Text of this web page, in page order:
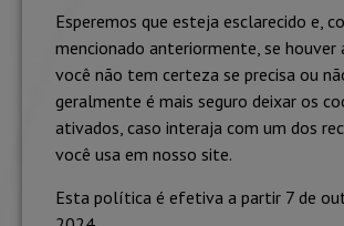
Esperemos que esteja esclarecido e,
mencionado anteriormente, se houver
você não tem certeza se precisa ou
geralmente é mais seguro deixar os
ativados, caso interaja com um dos
você usa em nosso site.
Esta política é efetiva a partir 7 de